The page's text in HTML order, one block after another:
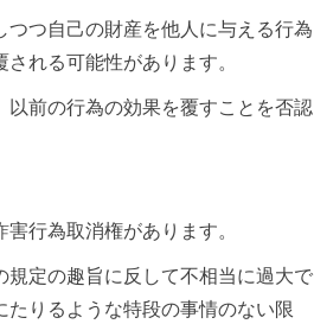
つ自己の財産を他人に与える行為
れる可能性があります。
前の行為の効果を覆すことを否認
行為取消権があります。
定の趣旨に反して不相当に過大で
りるような特段の事情のない限